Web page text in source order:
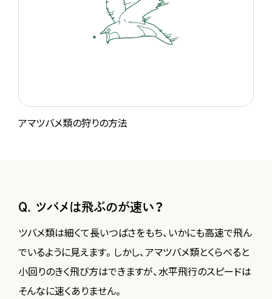
アマツバメ類の狩りの方法
Q. ツバメは飛ぶのが速い？
ツバメ類は細くて長いつばさをもち、いかにも高速で飛ん
でいるように見えます。しかし、アマツバメ類とくらべると
小回りのきく飛び方はできますが、水平飛行のスピードは
そんなに速くありません。